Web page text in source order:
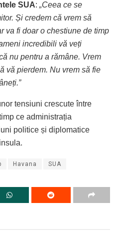
SUA: „Ceea ce se
Și credem că vrem să
va fi doar o chestiune de timp
incredibili vă veți
nu pentru a rămâne. Vrem
vă pierdem. Nu vrem să fie
tensiuni crescute între
ce administrația
politice și diplomatice
Havana SUA